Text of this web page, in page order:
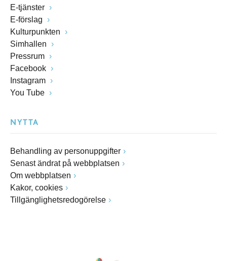
E-tjänster
E-förslag
Kulturpunkten
Simhallen
Pressrum
Facebook
Instagram
You Tube
NYTTA
Behandling av personuppgifter
Senast ändrat på webbplatsen
Om webbplatsen
Kakor, cookies
Tillgänglighetsredogörelse